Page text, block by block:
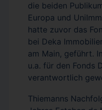
die beiden
Europa und
hatte zuvor das
bei Deka
am Main, geführt.
u.a. für den Fonds
verantwortlich
Thiemanns